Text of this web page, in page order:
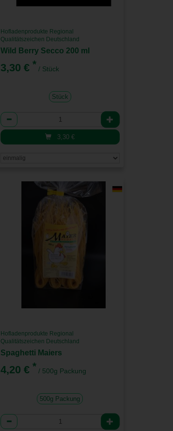
Hofladenprodukte Regional
Qualitätszeichen Deutschland
Wild Berry Secco 200 ml
3,30 €* / Stück
Stück
Anzahl
3,30€
Hofladenprodukte Regional
Qualitätszeichen Deutschland
Spaghetti Maiers
4,20 €* / 500g Packung
500g Packung
Anzahl